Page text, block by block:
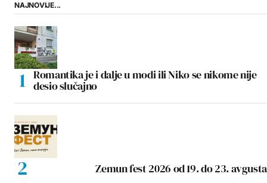
NAJNOVIJE...
Romantika je i dalje u modi ili Niko se nikome nije
desio slučajno
Zemun fest 2026 od 19. do 23. avgusta